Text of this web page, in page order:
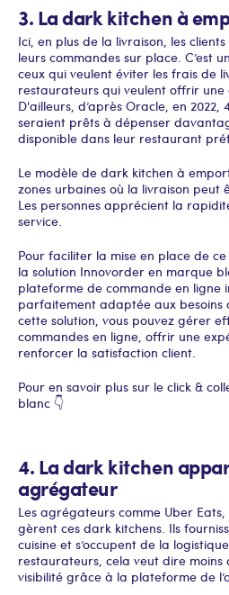
3. La dark kitchen à
Ici, en plus de la livraison, les
leurs commandes sur place. C’est
ceux qui veulent éviter les frais de
restaurateurs qui veulent offrir
D'ailleurs, d’après Oracle, en 2022,
seraient prêts à dépenser
disponible dans leur restaurant
Le modèle de dark kitchen à
zones urbaines où la livraison peut
Les personnes apprécient la
service.
Pour faciliter la mise en place de ce
la solution Innovorder en marque
plateforme de commande en ligne
parfaitement adaptée aux besoins
cette solution, vous pouvez gérer
commandes en ligne, offrir une
renforcer la satisfaction client.
Pour en savoir plus sur le click &
blanc 👇
4. La dark kitchen
agrégateur
Les agrégateurs comme Uber Eats,
gèrent ces dark kitchens. Ils
cuisine et s’occupent de la
restaurateurs, cela veut dire moins
visibilité grâce à la plateforme de